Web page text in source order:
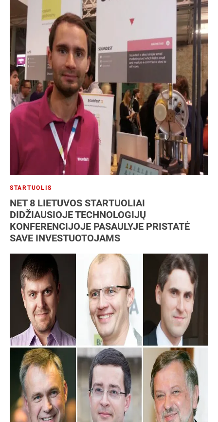
STARTUOLIS
NET 8 LIETUVOS STARTUOLIAI
DIDŽIAUSIOJE TECHNOLOGIJŲ
KONFERENCIJOJE PASAULYJE PRISTATĖ
SAVE INVESTUOTOJAMS